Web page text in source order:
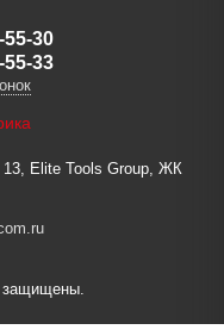
55-30
55-33
Elite Tools Group, ЖК
защищены.